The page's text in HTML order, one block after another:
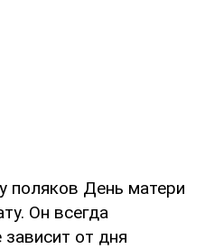
поляков День матери
Он всегда
от дня